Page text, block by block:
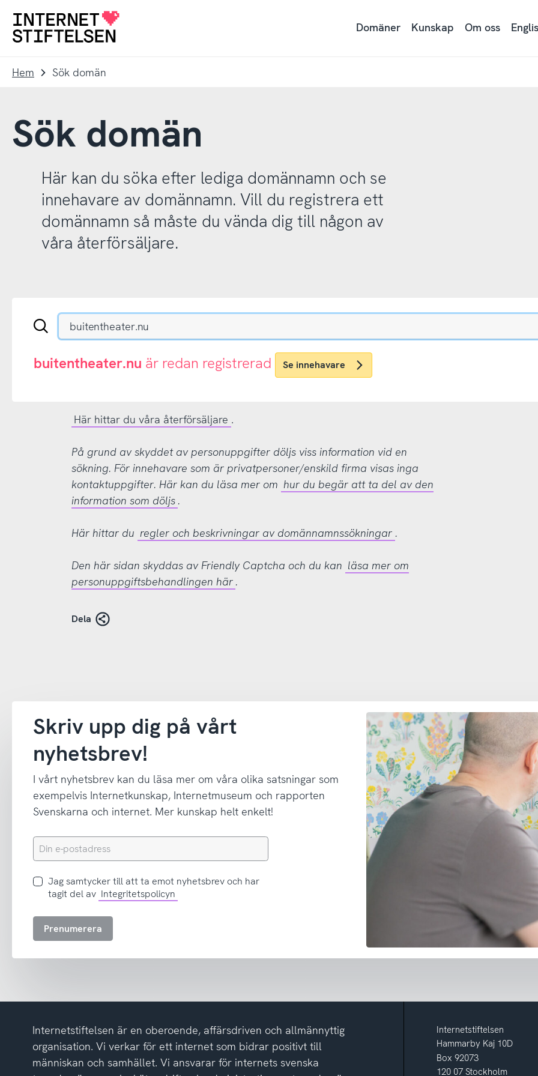
navigering
innehåll
Till
Domäner Kunskap Om oss
Hem Sök domän
Sök domän
Här kan du söka efter lediga domännamn och se
innehavare av domännamn. Vill du registrera ett
domännamn så måste du vända dig till någon av
våra återförsäljare.
Sök
.se-
eller
.nu-
buitentheater.nu är redan registrerad Se innehavare
Här hittar du våra återförsäljare .
På grund av skyddet av personuppgifter döljs viss information vid en
sökning. För innehavare som är privatpersoner/enskild firma visas inga
kontaktuppgifter. Här kan du läsa mer om hur du begär att ta del av den
information som döljs .
Här hittar du regler och beskrivningar av domännamnssökningar .
Den här sidan skyddas av Friendly Captcha och du kan läsa mer om
personuppgiftsbehandlingen här .
Dela
Skriv upp dig på vårt
nyhetsbrev!
I vårt nyhetsbrev kan du läsa mer om våra olika satsningar som
exempelvis Internetkunskap, Internetmuseum och rapporten
Svenskarna och internet. Mer kunskap helt enkelt!
Din
e-
Jag
samtycker
att
nyhetsbrev
tagit
av
integritetspolicyn
Jag samtycker till att ta emot nyhetsbrev och har
tagit del av Integritetspolicyn
Prenumerera
Internetstiftelsen är en oberoende, affärsdriven och allmännyttig
organisation. Vi verkar för ett internet som bidrar positivt till
människan och samhället. Vi ansvarar för internets svenska
Internetstiftelsen
Hammarby Kaj 10D
Box 92073
120 07 Stockholm